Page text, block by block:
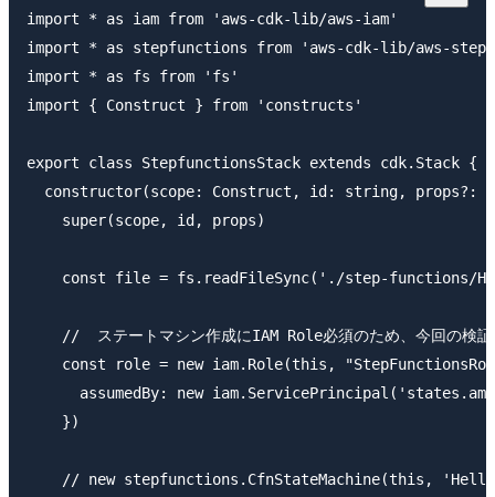
import * as iam from 'aws-cdk-lib/aws-iam'
import * as stepfunctions from 'aws-cdk-lib/aws-
import * as fs from 'fs'
import { Construct } from 'constructs'
export class StepfunctionsStack extends cdk.Stack {
constructor(scope: Construct, id: string, props?:
    super(scope, id, props)
const file = fs.readFileSync('./step-functions/
//  ステートマシン作成にIAM Role必須のため、今回の検証
const role = new iam.Role(this,
assumedBy: new
    })
// new stepfunctions.CfnStateMachine(this,